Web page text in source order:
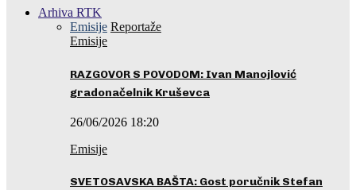
Arhiva RTK
Emisije Reportaže
Emisije
RAZGOVOR S POVODOM: Ivan Manojlović
gradonačelnik Kruševca
26/06/2026 18:20
Emisije
SVETOSAVSKA BAŠTA: Gost poručnik Stefan